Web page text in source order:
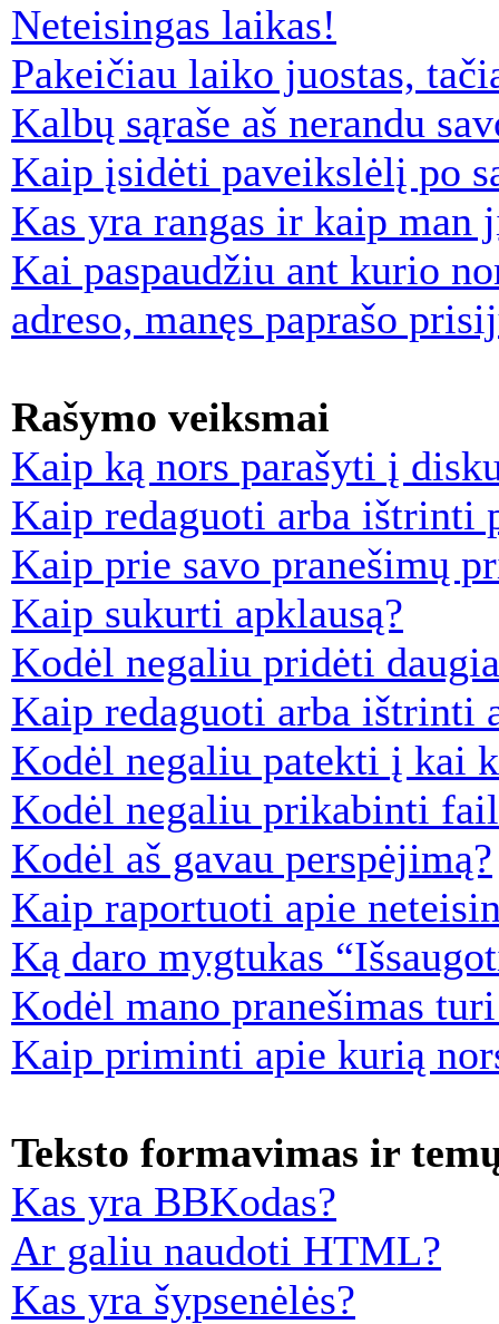
Neteisingas laikas!
Pakeičiau laiko juostas,
Kalbų sąraše aš nerandu
Kaip įsidėti paveikslėlį po
Kas yra rangas ir kaip man
Kai paspaudžiu ant kurio
adreso, manęs paprašo
Rašymo veiksmai
Kaip ką nors parašyti į
Kaip redaguoti arba ištrinti
Kaip prie savo pranešimų
Kaip sukurti apklausą?
Kodėl negaliu pridėti
Kaip redaguoti arba ištrinti
Kodėl negaliu patekti į kai
Kodėl negaliu prikabinti
Kodėl aš gavau perspėjimą?
Kaip raportuoti apie
Ką daro mygtukas
Kodėl mano pranešimas
Kaip priminti apie kurią
Teksto formavimas ir
Kas yra BBKodas?
Ar galiu naudoti HTML?
Kas yra šypsenėlės?